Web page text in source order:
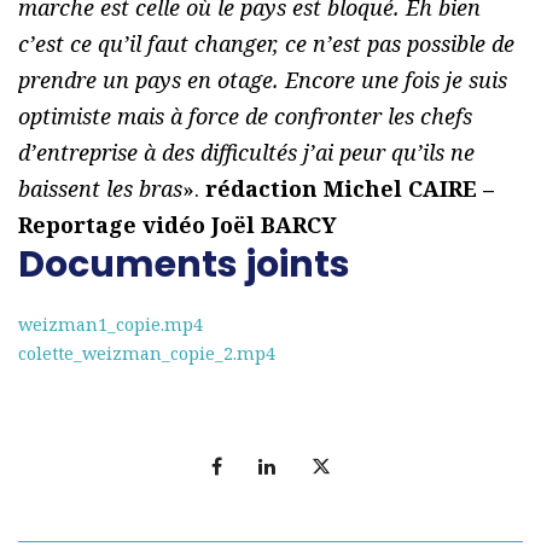
marche est celle où le pays est bloqué. Eh bien
c’est ce qu’il faut changer, ce n’est pas possible de
prendre un pays en otage. Encore une fois je suis
optimiste mais à force de confronter les chefs
d’entreprise à des difficultés j’ai peur qu’ils ne
baissent les bras». rédaction Michel CAIRE –
Reportage vidéo Joël BARCY
Documents joints
weizman1_copie.mp4
colette_weizman_copie_2.mp4